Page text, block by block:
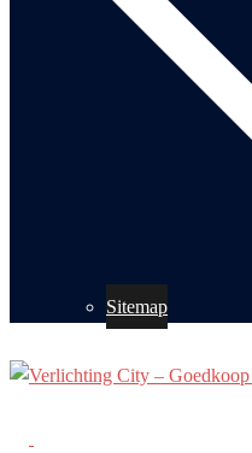
Sitemap